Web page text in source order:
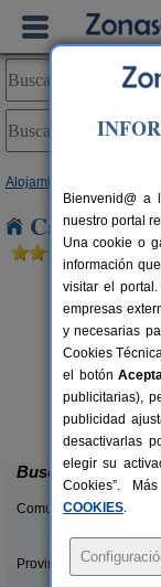
Alojamientos
Casas
Buscar
Comunidades:
Provincias/Islas:
Bienvenid@ a
nuestro portal
Una cookie o
información
visitar el
empresas
y necesarias
Cookies
el botón
publicitarias),
publicidad
desactivarlas
elegir su
Cookies”.
COOKIES.